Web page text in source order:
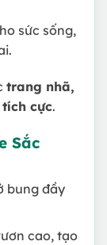
sức sống,
trang nhã,
cực.
Sắc
bung đầy
cao, tạo